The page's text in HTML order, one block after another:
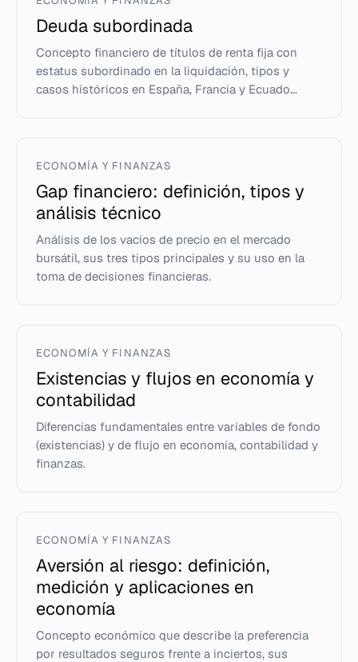
Deuda subordinada
Concepto financiero de títulos de renta fija con
estatus subordinado en la liquidación, tipos y
casos históricos en España, Francia y Ecuado...
ECONOMÍA Y FINANZAS
Gap financiero: definición, tipos y
análisis técnico
Análisis de los vacíos de precio en el mercado
bursátil, sus tres tipos principales y su uso en la
toma de decisiones financieras.
ECONOMÍA Y FINANZAS
Existencias y flujos en economía y
contabilidad
Diferencias fundamentales entre variables de fondo
(existencias) y de flujo en economía, contabilidad y
finanzas.
ECONOMÍA Y FINANZAS
Aversión al riesgo: definición,
medición y aplicaciones en
economía
Concepto económico que describe la preferencia
por resultados seguros frente a inciertos, sus